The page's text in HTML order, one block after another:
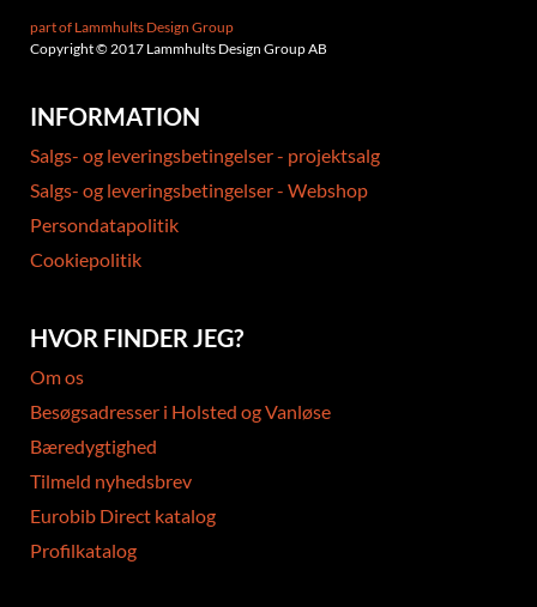
part of Lammhults Design Group
Copyright © 2017 Lammhults Design Group AB
INFORMATION
Salgs- og leveringsbetingelser - projektsalg
Salgs- og leveringsbetingelser - Webshop
Persondatapolitik
Cookiepolitik
HVOR FINDER JEG?
Om os
Besøgsadresser i Holsted og Vanløse
Bæredygtighed
Tilmeld nyhedsbrev
Eurobib Direct katalog
Profilkatalog